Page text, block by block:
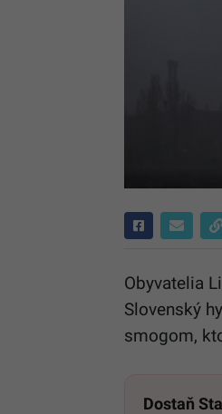
Obyvatelia
Slovenský
smogom,
Dostaň